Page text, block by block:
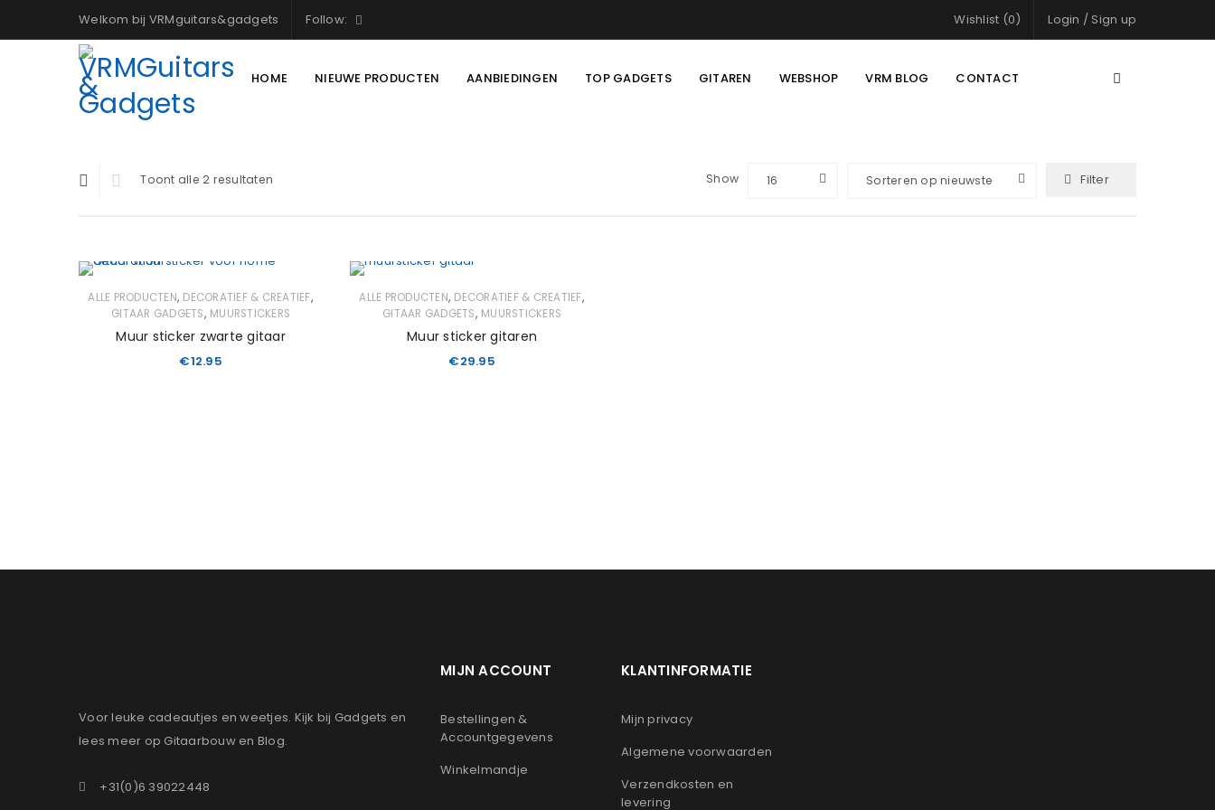
JE WACHTWOORD VERGETEN?
Welkom bij VRMguitars&gadgets Follow: Login / Sign up
Wishlist (0)
HOME NIEUWE PRODUCTEN AANBIEDINGEN TOP GADGETS GITAREN WEBSHOP VRM BLOG CONTACT
Toont alle 2 resultaten Filter
Sorteren op nieuwste
Show 16
ALLE PRODUCTEN, DECORATIEF & CREATIEF,
GITAAR GADGETS, MUURSTICKERS
Muur sticker zwarte gitaar
€12.95
ALLE PRODUCTEN, DECORATIEF & CREATIEF,
GITAAR GADGETS, MUURSTICKERS
Muur sticker gitaren
€29.95
Voor leuke cadeautjes en weetjes. Kijk bij Gadgets en
lees meer op Gitaarbouw en Blog.
+31(0)6 39022448
MIJN ACCOUNT
Bestellingen &
Accountgegevens
Winkelmandje
KLANTINFORMATIE
Mijn privacy
Algemene voorwaarden
Verzendkosten en
levering